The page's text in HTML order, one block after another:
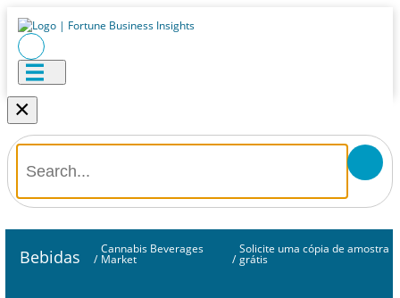
×
Bebidas /
Cannabis Beverages
Market /
Solicite uma cópia de amostra
grátis